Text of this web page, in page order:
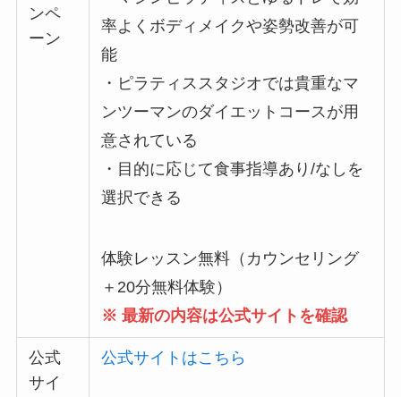
ンペ
ーン
率よくボディメイクや姿勢改善が可
能
・ピラティススタジオでは貴重なマ
ンツーマンのダイエットコースが用
意されている
・目的に応じて食事指導あり/なしを
選択できる
体験レッスン無料（カウンセリング
＋20分無料体験）
※ 最新の内容は公式サイトを確認
公式
サイ
公式サイトはこちら